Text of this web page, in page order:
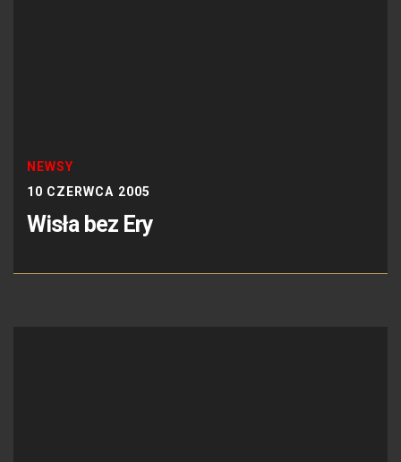
NEWSY
10 CZERWCA 2005
Wisła bez Ery